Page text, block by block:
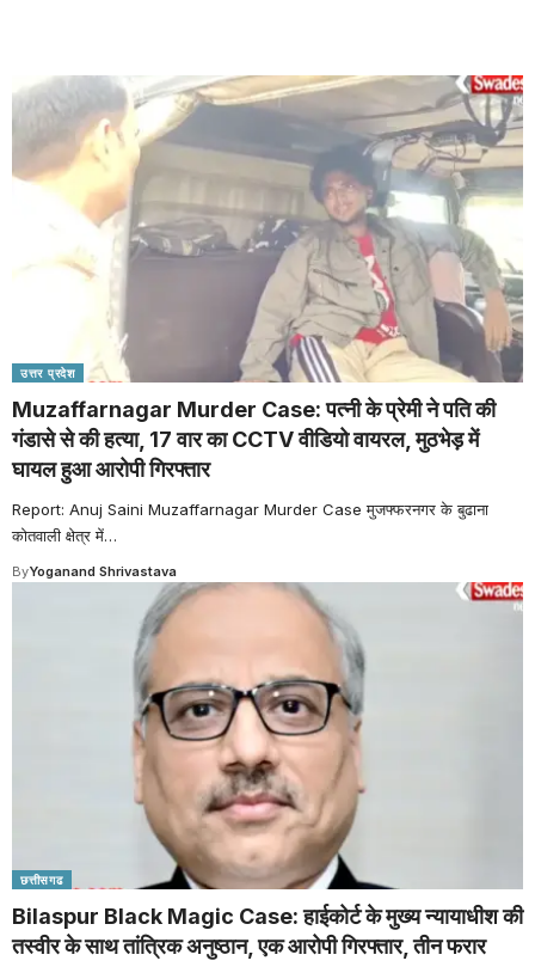
उत्तर प्रदेश
Muzaffarnagar Murder Case: पत्नी के प्रेमी ने पति की
गंडासे से की हत्या, 17 वार का CCTV वीडियो वायरल, मुठभेड़ में
घायल हुआ आरोपी गिरफ्तार
Report: Anuj Saini Muzaffarnagar Murder Case मुजफ्फरनगर के बुढाना
कोतवाली क्षेत्र में…
ByYoganand Shrivastava
छत्तीसगढ
Bilaspur Black Magic Case: हाईकोर्ट के मुख्य न्यायाधीश की
तस्वीर के साथ तांत्रिक अनुष्ठान, एक आरोपी गिरफ्तार, तीन फरार